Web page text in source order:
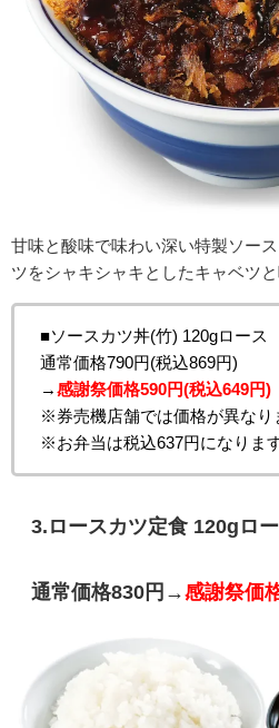
甘味と酸味で味わい深い特製ソー
ツをシャキシャキとしたキャベツと
■ソースカツ丼(竹) 120gロース
通常価格790円(税込869円)
→ 感謝祭価格590円(税込649円)
※券売機店舗では価格が異なり
※お弁当は税込637円になります
3.ロースカツ定食 120gロ
通常価格830円→感謝祭価